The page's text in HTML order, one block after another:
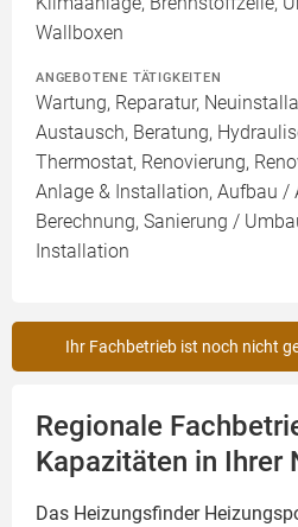
Wallboxen
ANGEBOTENE TÄTIGKEITEN
Wartung, Reparatur,
Austausch, Beratung,
Thermostat, Renovierung,
Anlage & Installation, Aufbau /
Berechnung, Sanierung /
Installation
Ihr Fachbetrieb ist noch nicht
Regionale
Kapazitäten in Ihrer
Das Heizungsfinder